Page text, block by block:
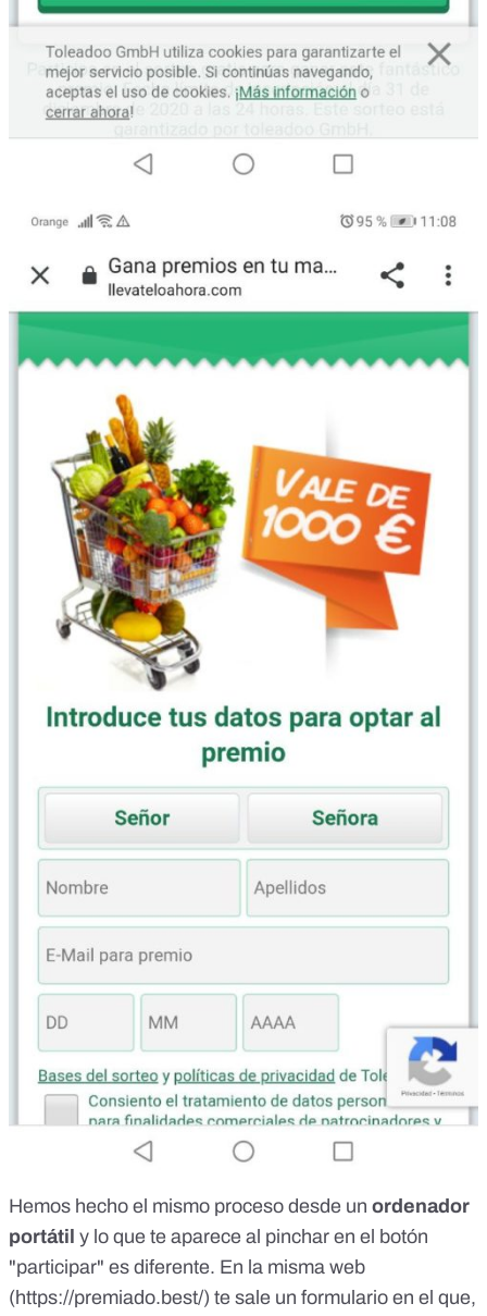
Hemos hecho el mismo proceso desde un ordenador
portátil y lo que te aparece al pinchar en el botón
"participar" es diferente. En la misma web
(https://premiado.best/) te sale un formulario en el que,